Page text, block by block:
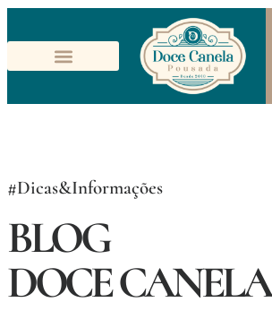
#Dicas&Informações
BLOG
DOCE CANELA